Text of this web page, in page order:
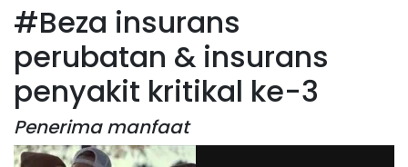
#Beza insurans
perubatan & insurans
penyakit kritikal ke-3
Penerima manfaat